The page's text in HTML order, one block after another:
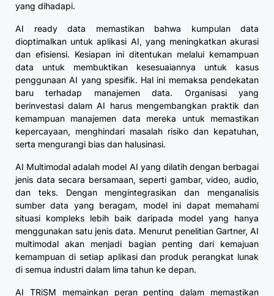
yang dihadapi.
AI ready data memastikan bahwa kumpulan data
dioptimalkan untuk aplikasi AI, yang meningkatkan akurasi
dan efisiensi. Kesiapan ini ditentukan melalui kemampuan
data untuk membuktikan kesesuaiannya untuk kasus
penggunaan AI yang spesifik. Hal ini memaksa pendekatan
baru terhadap manajemen data. Organisasi yang
berinvestasi dalam AI harus mengembangkan praktik dan
kemampuan manajemen data mereka untuk memastikan
kepercayaan, menghindari masalah risiko dan kepatuhan,
serta mengurangi bias dan halusinasi.
AI Multimodal adalah model AI yang dilatih dengan berbagai
jenis data secara bersamaan, seperti gambar, video, audio,
dan teks. Dengan mengintegrasikan dan menganalisis
sumber data yang beragam, model ini dapat memahami
situasi kompleks lebih baik daripada model yang hanya
menggunakan satu jenis data. Menurut penelitian Gartner, AI
multimodal akan menjadi bagian penting dari kemajuan
kemampuan di setiap aplikasi dan produk perangkat lunak
di semua industri dalam lima tahun ke depan.
AI TRiSM memainkan peran penting dalam memastikan